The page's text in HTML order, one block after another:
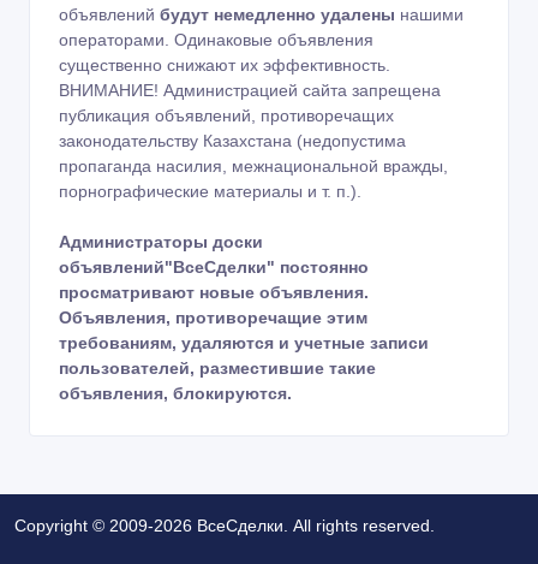
объявлений будут немедленно удалены нашими
операторами. Одинаковые объявления
существенно снижают их эффективность.
ВНИМАНИЕ! Администрацией сайта запрещена
публикация объявлений, противоречащих
законодательству Казахстана (недопустима
пропаганда насилия, межнациональной вражды,
порнографические материалы и т. п.).
Администраторы доски
объявлений"ВсеСделки" постоянно
просматривают новые объявления.
Объявления, противоречащие этим
требованиям, удаляются и учетные записи
пользователей, разместившие такие
объявления, блокируются.
Copyright © 2009-2026 ВсеСделки. All rights reserved.